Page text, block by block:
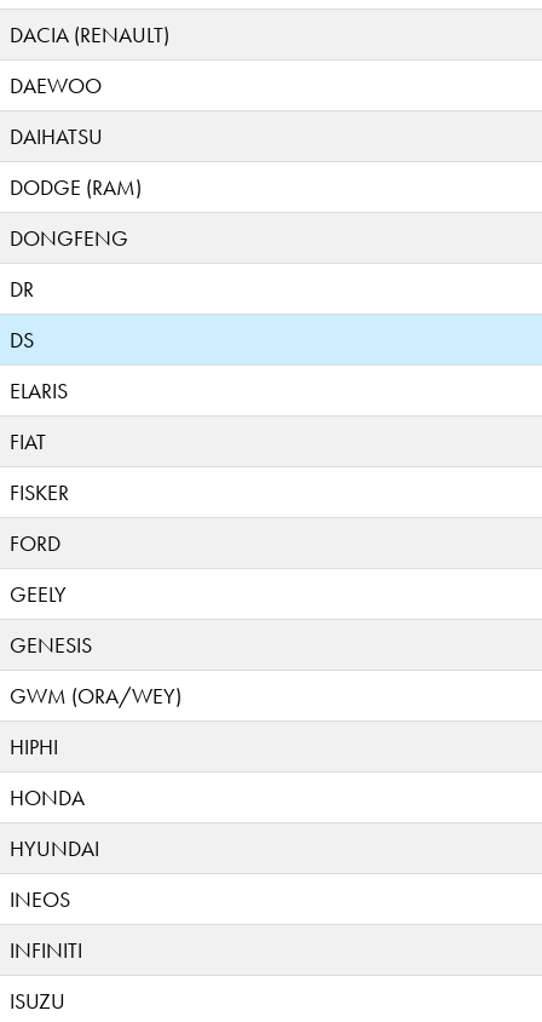
DACIA (RENAULT)
DAEWOO
DAIHATSU
DODGE (RAM)
DONGFENG
DR
DS
ELARIS
FIAT
FISKER
FORD
GEELY
GENESIS
GWM (ORA/WEY)
HIPHI
HONDA
HYUNDAI
INEOS
INFINITI
ISUZU